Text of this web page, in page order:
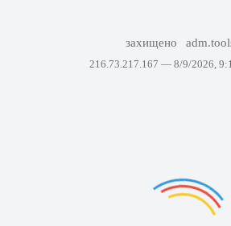
захищено
216.73.217.167 — 8/9/2026,